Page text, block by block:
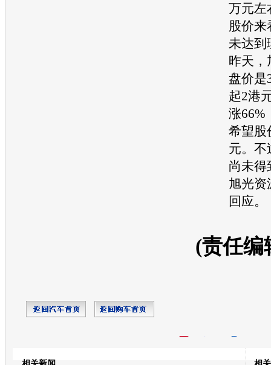
万元左
股价来
未达到
昨天，
盘价是
起2港
涨66%
希望股
元。不
尚未得
旭光资
回应。
(责任编